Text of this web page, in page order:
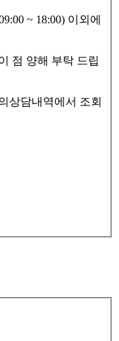
~ 18:00) 이외에
점 양해 부탁 드립
상담내역에서 조회